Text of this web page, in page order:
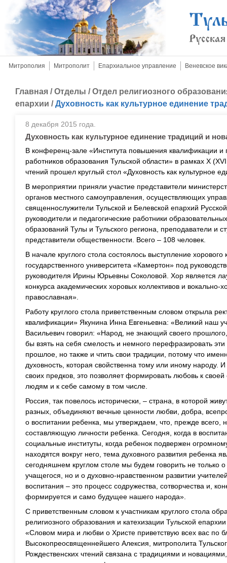
Митрополия Митрополит Епархиальное управление Веневское
Главная /Отделы /Отдел религиозного
епархии /Духовность как культурное единение
8 декабря 2015 года.
Духовность как культурное единение традиций и
В конференц-зале «Института повышения квалификации и
работников образования Тульской области» в рамках X
чтений прошел круглый стол «Духовность как культурное
В мероприятии приняли участие представители
органов местного самоуправления, осуществляющих
священнослужители Тульской и Белевской епархий
руководители и педагогические работники
образований Тулы и Тульского региона, преподаватели и
представители общественности. Всего – 108 человек.
В начале круглого стола состоялось выступление хорового
государственного университета «Камертон» под
руководителя Ирины Юрьевны Соколовой. Хор является
конкурса академических хоровых коллективов и вокально-
православная».
Работу круглого стола приветственным словом открыла
квалификации» Якунина Инна Евгеньевна: «Великий наш
Васильевич говорил: «Народ, не знающий своего
бы взять на себя смелость и немного перефразировать
прошлое, но также и чтить свои традиции, потому что
духовность, которая свойственна тому или иному народу.
своих предков, это позволяет формировать любовь к
людям и к себе самому в том числе.
Россия, так повелось исторически, – страна, в которой
разных, объединяют вечные ценности любви, добра,
о воспитании ребенка, мы утверждаем, что, прежде
составляющую личности ребенка. Сегодня, когда в
социальные институты, когда ребенок подвержен
находятся вокруг него, тема духовного развития ребенка
сегодняшнем круглом столе мы будем говорить не только
учащегося, но и о духовно-нравственном развитии
воспитания – это процесс содружества, сотворчества и,
формируется и само будущее нашего народа».
С приветственным словом к участникам круглого стола
религиозного образования и катехизации Тульской
«Словом мира и любви о Христе приветствую всех вас по
Высокопреосвященнейшего Алексия, митрополита
Рождественских чтений связана с традициями и